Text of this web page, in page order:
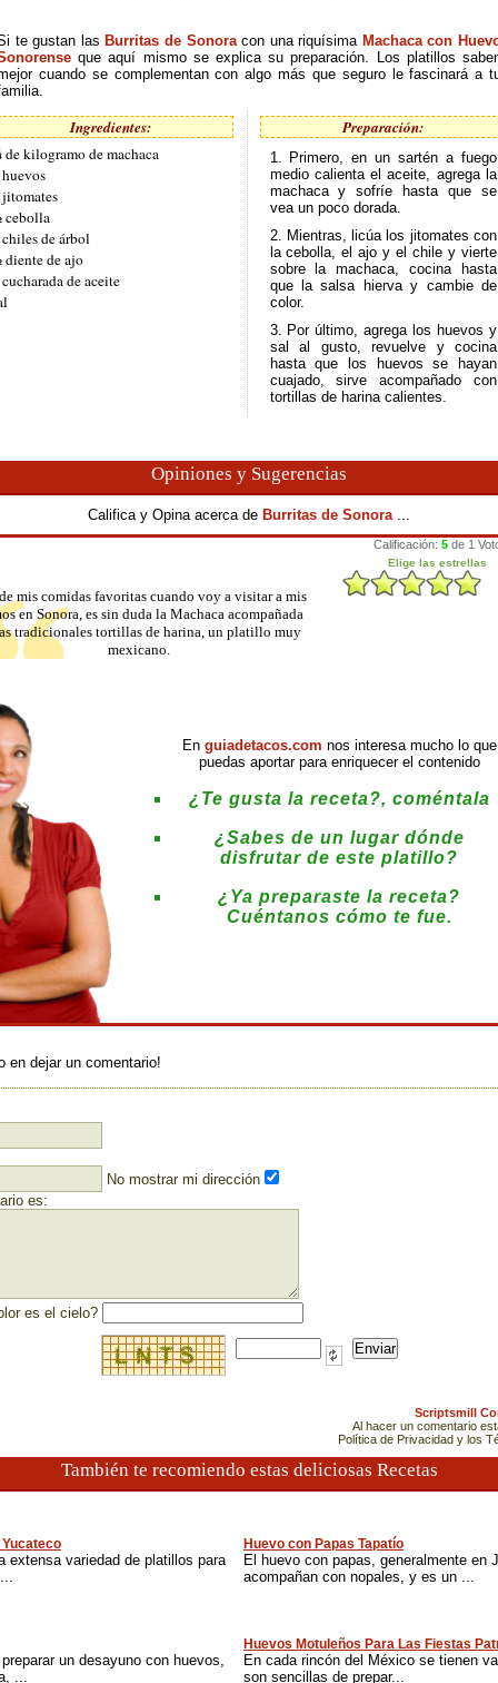
te gustan las Burritas de Sonoracon una riquísima Machaca con
que aquí mismo se explica su preparación. Los platillos
cuando se complementan con algo más que seguro le fascinará a
Ingredientes:
kilogramo de machaca
cebolla
de árbol
de ajo
de aceite
Preparación:
1. Primero, en un sartén a fuego
medio calienta el aceite, agrega la
machaca y sofríe hasta que se
vea un poco dorada.
2. Mientras, licúa los jitomates con
la cebolla, el ajo y el chile y vierte
sobre la machaca, cocina hasta
que la salsa hierva y cambie de
color.
3. Por último, agrega los huevos y
sal al gusto, revuelve y cocina
hasta que los huevos se hayan
cuajado, sirve acompañado con
tortillas de harina calientes.
Opiniones y Sugerencias
Califica y Opina acerca de Burritas de Sonora ...
mis comidas favoritas cuando voy a visitar a mis
en Sonora, es sin duda la Machaca acompañada
tradicionales tortillas de harina, un platillo muy
mexicano.
En guiadetacos.com nos interesa mucho lo que
puedas aportar para enriquecer el contenido
¿Te gusta la receta?, coméntala
¿Sabes de un lugar dónde
disfrutar de este platillo?
¿Ya preparaste la receta?
Cuéntanos cómo te fue.
en dejar un comentario!
No mostrar mi dirección
es:
es el cielo?
Scriptsmill
Al hacer un comentario
Política de Privacidad y los
También te recomiendo estas deliciosas Recetas
extensa variedad de platillos para
Huevo con Papas Tapatío
El huevo con papas, generalmente en
acompañan con nopales, y es un ...
un desayuno con huevos,
...
Huevos Motuleños Para Las Fiestas
En cada rincón del México se tienen
son sencillas de prepar...